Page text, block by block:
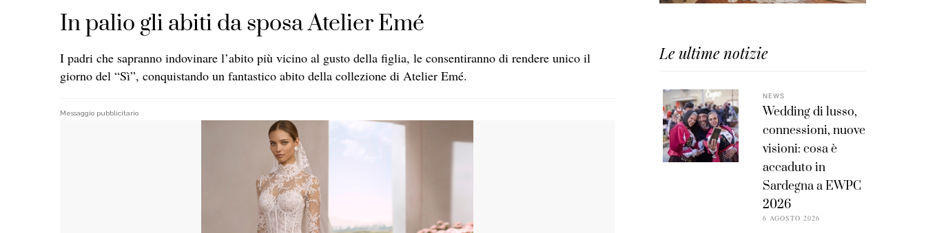
In palio gli abiti da sposa Atelier Emé
I padri che sapranno indovinare l’abito più vicino al gusto della figlia, le consentiranno di rendere unico il
giorno del “Sì”, conquistando un fantastico abito della collezione di Atelier Emé.
Messaggio pubblicitario
Le ultime notizie
NEWS
Wedding di lusso,
connessioni, nuove
visioni: cosa è
accaduto in
Sardegna a EWPC
2026
6 AGOSTO 2026